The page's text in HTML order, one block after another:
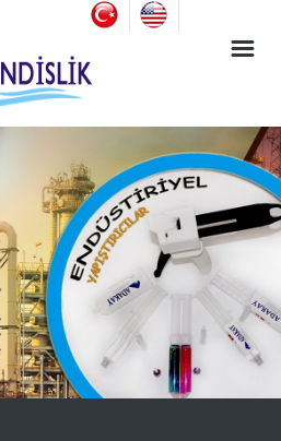
Oto Cam Montaj Malzemeleri